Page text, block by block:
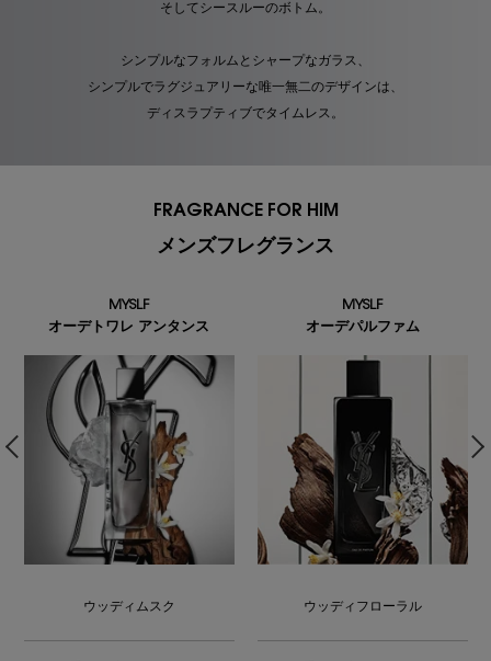
そしてシースルーのボトム。
シンプルなフォルムとシャープなガラス、
シンプルでラグジュアリーな唯一無二のデザインは、
ディスラプティブでタイムレス。
FRAGRANCE FOR HIM
メンズフレグランス
MYSLF
オーデトワレ アンタンス
ウッディムスク
MYSLF
オーデパルファム
ウッディフローラル